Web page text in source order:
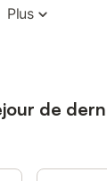
Plus
de